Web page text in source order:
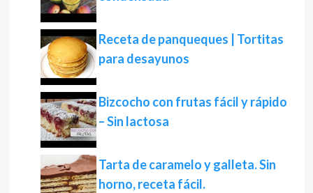
Receta de panqueques | Tortitas
para desayunos
Bizcocho con frutas fácil y rápido
– Sin lactosa
Tarta de caramelo y galleta. Sin
horno, receta fácil.